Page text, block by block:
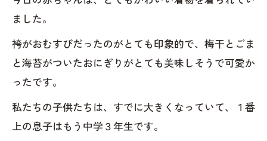
ました。
袴がおむすびだったのがとても印象的で、梅干とごま
と海苔がついたおにぎりがとても美味しそうで可愛か
ったです。
私たちの子供たちは、すでに大きくなっていて、１番
上の息子はもう中学３年生です。